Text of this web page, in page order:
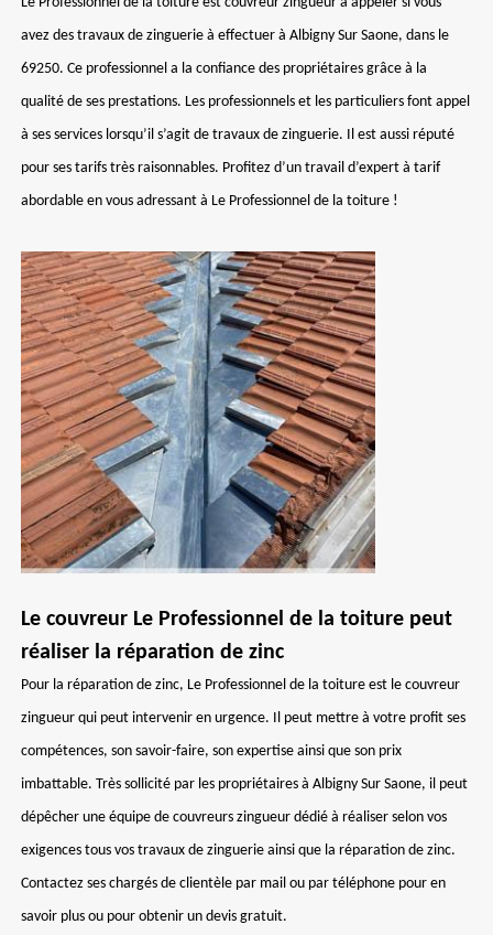
avez des travaux de zinguerie à effectuer à Albigny Sur Saone, dans le
69250. Ce professionnel a la confiance des propriétaires grâce à la
qualité de ses prestations. Les professionnels et les particuliers font appel
à ses services lorsqu’il s’agit de travaux de zinguerie. Il est aussi réputé
pour ses tarifs très raisonnables. Profitez d’un travail d’expert à tarif
abordable en vous adressant à Le Professionnel de la toiture !
Le couvreur Le Professionnel de la toiture peut
réaliser la réparation de zinc
Pour la réparation de zinc, Le Professionnel de la toiture est le couvreur
zingueur qui peut intervenir en urgence. Il peut mettre à votre profit ses
compétences, son savoir-faire, son expertise ainsi que son prix
imbattable. Très sollicité par les propriétaires à Albigny Sur Saone, il peut
dépêcher une équipe de couvreurs zingueur dédié à réaliser selon vos
exigences tous vos travaux de zinguerie ainsi que la réparation de zinc.
Contactez ses chargés de clientèle par mail ou par téléphone pour en
savoir plus ou pour obtenir un devis gratuit.